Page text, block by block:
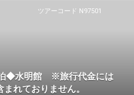
ツアーコード N97501
◆水明館 ※旅行代金には
れておりません。